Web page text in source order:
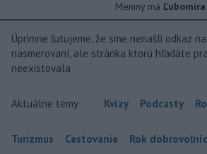
Meniny má Ľubomíra
Úprimne ľutujeme, že sme nenašli odkaz
nasmerovaní, ale stránka ktorú hľadáte
neexistovala
Aktuálne témy: Kvízy Podcasty
Turizmus Cestovanie Rok